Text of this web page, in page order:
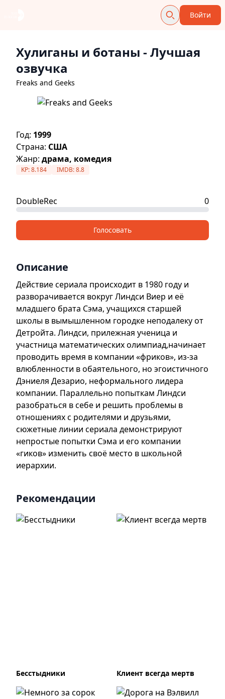
Войти
Хулиганы и ботаны - Лучшая
озвучка
Freaks and Geeks
Год: 1999
Страна: США
Жанр: драма, комедия
KP:8.184 IMDB:8.8
DoubleRec 0
Голосовать
Описание
Действие сериала происходит в 1980 году и
разворачивается вокруг Линдси Виер и её
младшего брата Сэма, учащихся старшей
школы в вымышленном городке неподалеку от
Детройта. Линдси, прилежная ученица и
участница математических олимпиад,начинает
проводить время в компании «фриков», из-за
влюбленности в обаятельного, но эгоистичного
Дэниеля Дезарио, неформального лидера
компании. Параллельно попыткам Линдси
разобраться в себе и решить проблемы в
отношениях с родителями и друзьями,
сюжетные линии сериала демонстрируют
непростые попытки Сэма и его компании
«гиков» изменить своё место в школьной
иерархии.
Рекомендации
Бесстыдники Клиент всегда мертв